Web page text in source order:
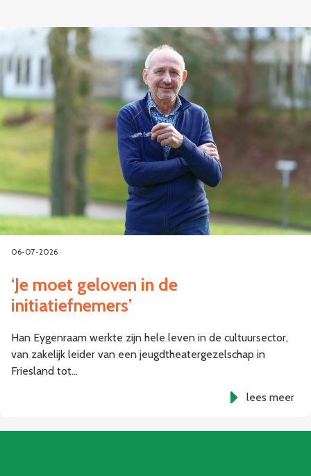
06-07-2026
‘Je moet geloven in de
initiatiefnemers’
Han Eygenraam werkte zijn hele leven in de cultuursector,
van zakelijk leider van een jeugdtheatergezelschap in
Friesland tot…
lees meer